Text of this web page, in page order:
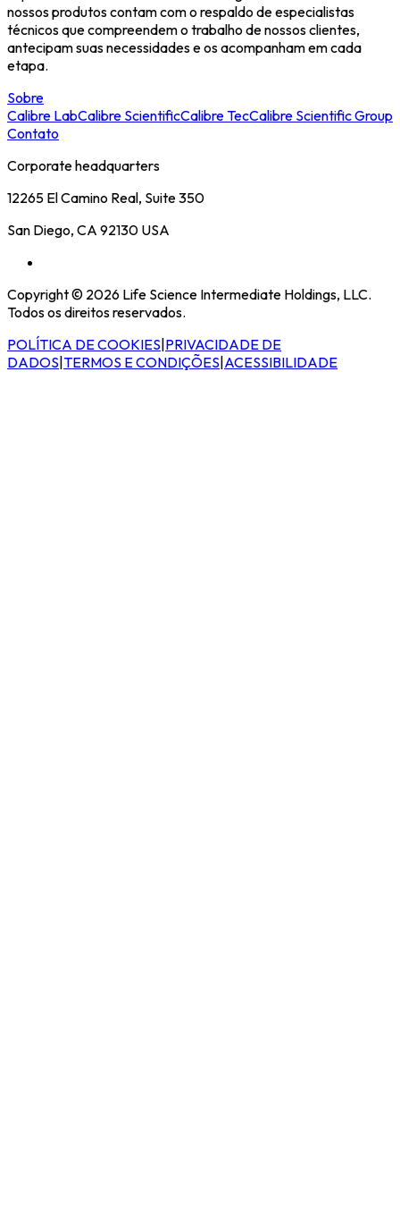
nossos produtos contam com o respaldo de especialistas
técnicos que compreendem o trabalho de nossos clientes,
antecipam suas necessidades e os acompanham em cada
etapa.
Sobre
Calibre LabCalibre ScientificCalibre TecCalibre Scientific Group
Contato
Corporate headquarters
12265 El Camino Real, Suite 350
San Diego, CA 92130 USA
Copyright © 2026 Life Science Intermediate Holdings, LLC.
Todos os direitos reservados.
POLÍTICA DE COOKIES|PRIVACIDADE DE
DADOS|TERMOS E CONDIÇÕES|ACESSIBILIDADE